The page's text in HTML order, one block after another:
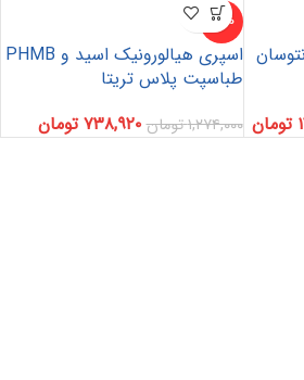
تومان
-42%
اسپری هیالورونیک اسید و PHMB
طباسپت پلاس تریتا
۱,۲۷۴,۰۰۰تومان ۷۳۸,۹۲۰ تومان